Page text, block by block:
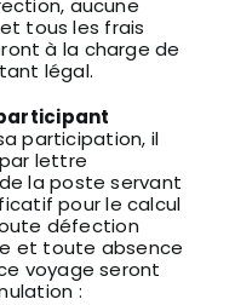
aucune
tous les frais
à la charge de
légal.
participation, il
lettre
la poste servant
pour le calcul
défection
et toute absence
voyage seront
: